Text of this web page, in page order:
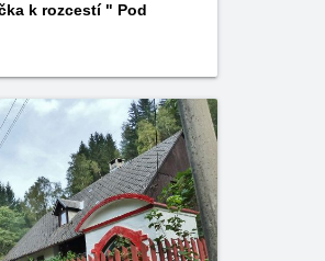
k rozcestí " Pod